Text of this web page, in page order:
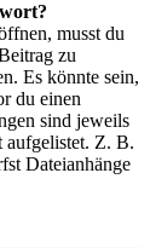
musst du
zu
Es könnte sein,
du einen
sind jeweils
aufgelistet. Z. B.
Dateianhänge